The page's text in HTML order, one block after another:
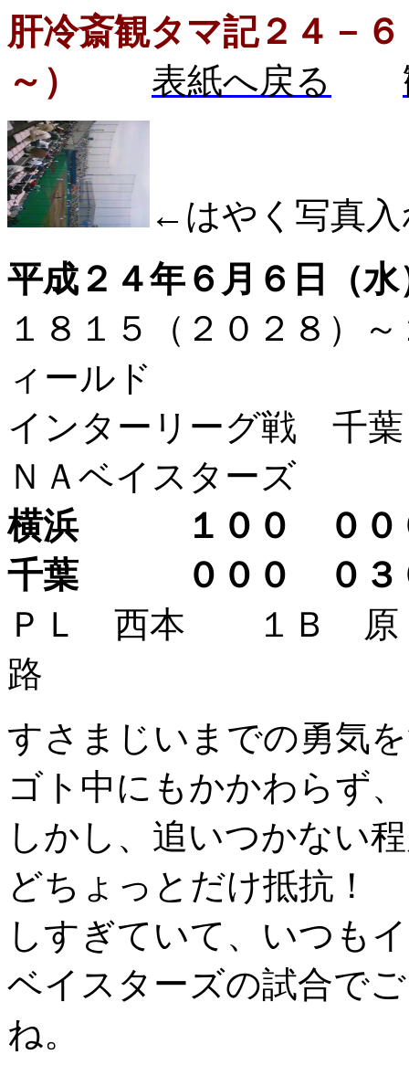
肝冷斎観タマ記２４－
～）
表紙へ戻る
←はやく写真
平成２４年６月６日（水
１８１５（２０２８
ィールド
インターリーグ戦 千葉
ＮＡベイスターズ
横浜 １００ ０
千葉 ０００ ０
ＰＬ 西本 １Ｂ
路
すさまじいまでの勇気
ゴト中にもかかわらず
しかし、追いつかない
どちょっとだけ抵抗！
しすぎていて、いつも
ベイスターズの試合で
ね。